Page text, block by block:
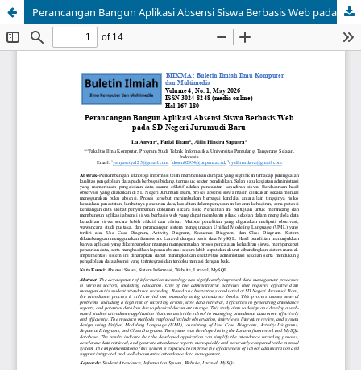
Perancangan Bangun Aplikasi Absensi Siswa Berbasis Web pada SD Negeri Jurumudi Baru